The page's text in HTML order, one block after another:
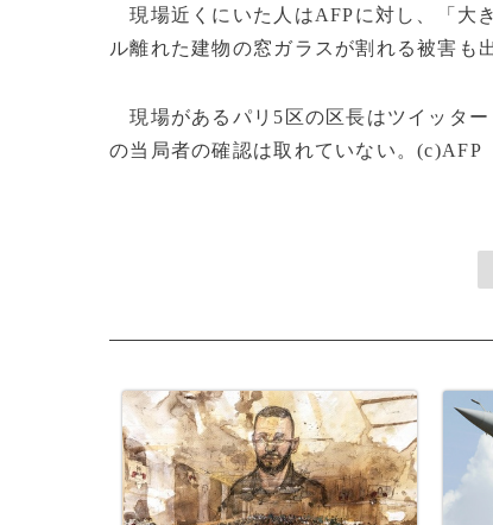
現場近くにいた人はAFPに対し、「大
ル離れた建物の窓ガラスが割れる被害も
現場があるパリ5区の区長はツイッター
の当局者の確認は取れていない。(c)AFP